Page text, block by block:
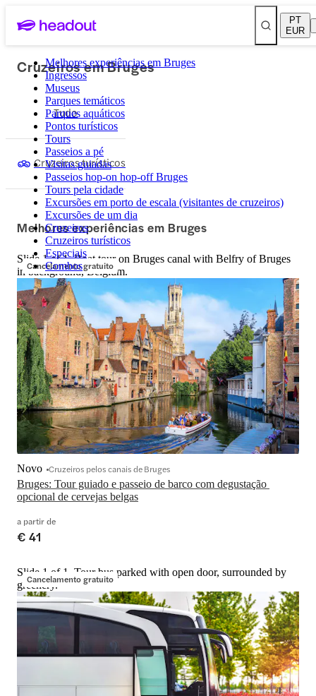
PT
EUR
Melhores experiências em Bruges
Ingressos
Museus
Parques temáticos
Parques aquáticos
Pontos turísticos
Tours
Passeios a pé
Visitas guiadas
Passeios hop-on hop-off Bruges
Tours pela cidade
Excursões em porto de escala (visitantes de cruzeiros)
Excursões de um dia
Cruzeiros
Cruzeiros turísticos
Especiais
Combos
Cruzeiros em Bruges
Tudo
Cruzeiros turísticos
Melhores experiências em Bruges
Cancelamento gratuito
Slide 1 of 1, Boat tour on Bruges canal with Belfry of Bruges
in background, Belgium.
Bruges: Tour guiado e passeio de barco com degustação
opcional de cervejas belgas
Novo Cruzeiros pelos canais de Bruges
a partir de
€ 41
Cancelamento gratuito
Slide 1 of 1, Tour bus parked with open door, surrounded by
greenery.